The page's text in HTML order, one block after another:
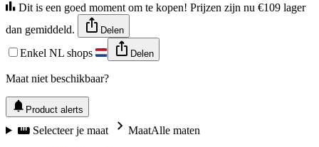
Dit is een goed moment om te kopen! Prijzen zijn nu €109 lager
dan gemiddeld.
Delen
Enkel NL shops Delen
Maat niet beschikbaar?
Product alerts
Selecteer je maat MaatAlle maten